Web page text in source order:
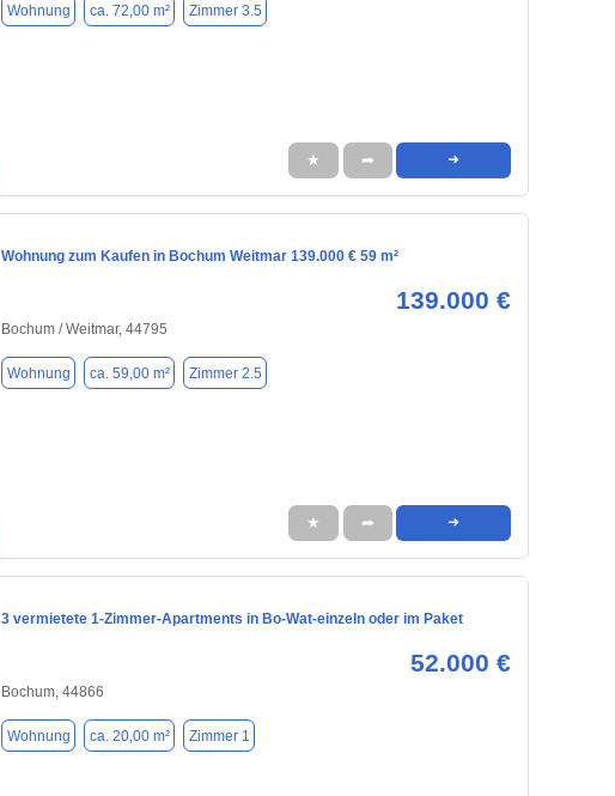
Wohnung ca. 72,00 m² Zimmer 3.5
★ ➦ ➜
Wohnung zum Kaufen in Bochum Weitmar 139.000 € 59 m²
139.000 €
Bochum / Weitmar, 44795
Wohnung ca. 59,00 m² Zimmer 2.5
★ ➦ ➜
3 vermietete 1-Zimmer-Apartments in Bo-Wat-einzeln oder im Paket
52.000 €
Bochum, 44866
Wohnung ca. 20,00 m² Zimmer 1